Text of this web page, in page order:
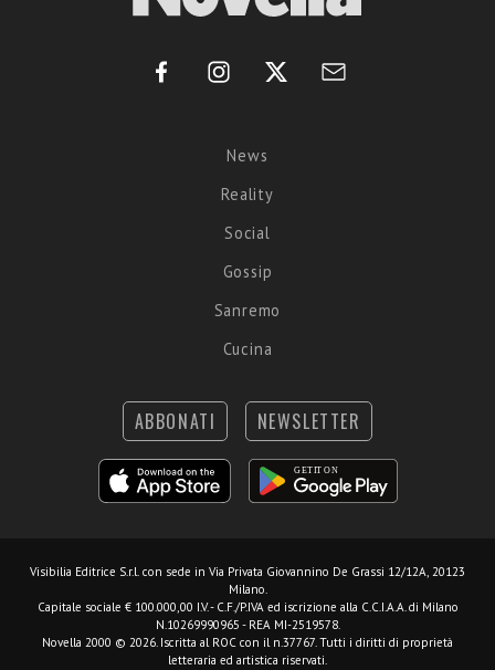
News
Reality
Social
Gossip
Sanremo
Cucina
ABBONATI NEWSLETTER
Visibilia Editrice S.r.l. con sede in Via Privata Giovannino De Grassi 12/12A, 20123
Milano.
Capitale sociale € 100.000,00 I.V. - C.F./P.IVA ed iscrizione alla C.C.I.A.A. di Milano
N.10269990965 - REA MI-2519578.
Novella 2000 © 2026. Iscritta al ROC con il n.37767. Tutti i diritti di proprietà
letteraria ed artistica riservati.